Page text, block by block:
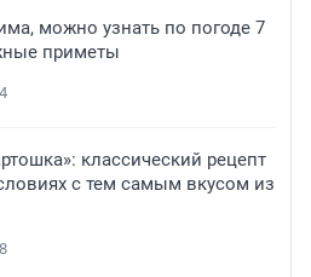
можно узнать по погоде 7
приметы
классический рецепт
с тем самым вкусом из